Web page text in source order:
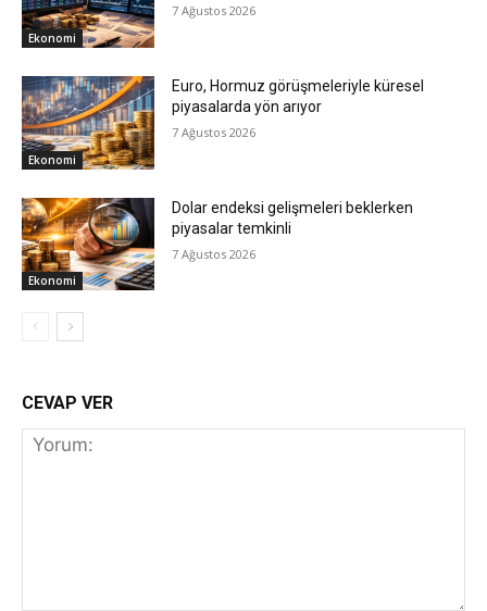
Ekonomi
7 Ağustos 2026
Ekonomi
Euro, Hormuz görüşmeleriyle küresel
piyasalarda yön arıyor
7 Ağustos 2026
Ekonomi
Dolar endeksi gelişmeleri beklerken
piyasalar temkinli
7 Ağustos 2026
CEVAP VER